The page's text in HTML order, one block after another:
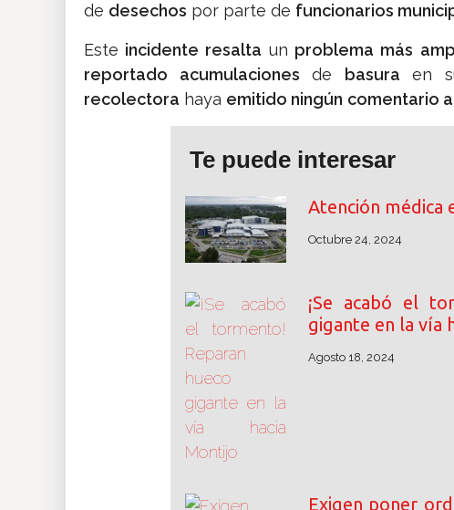
de desechos por parte de funcionarios
Este incidente resalta un problema más
reportado acumulaciones de basura en
recolectora haya emitido ningún comentario
Te puede interesar
Atención médica
Octubre 24, 2024
¡Se acabó el
gigante en la vía
Agosto 18, 2024
Exigen poner